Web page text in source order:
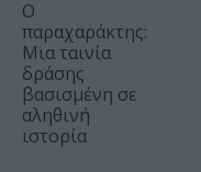
Ο
παραχαράκτης:
Μια ταινία
δράσης
βασισμένη σε
αληθινή
ιστορία